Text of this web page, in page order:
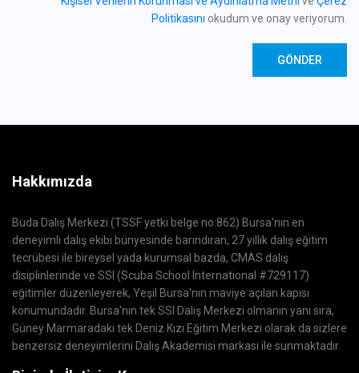
Politikasını okudum ve onay veriyorum.
GÖNDER
Hakkımızda
Buda Dalış Merkezi (TSSF yetki belge no:862) Bursa'nın en
deneyimli dalış ekibi bünyesinde barındıran, 27 yıllık dalış eğitim
tecrübesi ile bireysel yada kurumsal bazda, CMAS dalış
disiplinlerinde ve SSI (Scuba School International #729117)
eğitimler düzenleyerek, Yeşil Bursa'nın maviye açılan kapısı
konumundadır. Bursa'nın tek SSI Dalış Merkezi olmanın yanı sıra,
Güney Marmaradaki tek Deniz Kızı Eğitim Merkezi olarak da sizlere
benzersiz deneyimlerini Dalış Akademisi markası ile sunmaktadır.